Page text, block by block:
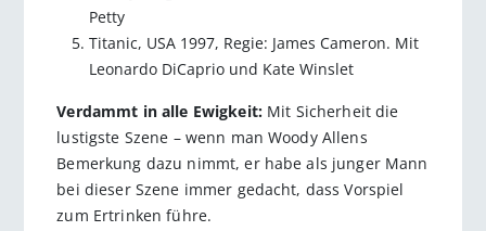
Petty
Titanic, USA 1997, Regie: James Cameron. Mit
Leonardo DiCaprio und Kate Winslet
Verdammt in alle Ewigkeit:Mit Sicherheit die
lustigste Szene – wenn man Woody Allens
Bemerkung dazu nimmt, er habe als junger Mann
bei dieser Szene immer gedacht, dass Vorspiel
zum Ertrinken führe.